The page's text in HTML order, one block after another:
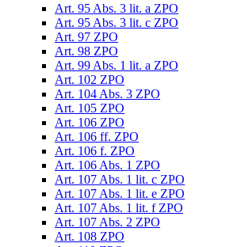
Art. 95 Abs. 3 lit. a ZPO
Art. 95 Abs. 3 lit. c ZPO
Art. 97 ZPO
Art. 98 ZPO
Art. 99 Abs. 1 lit. a ZPO
Art. 102 ZPO
Art. 104 Abs. 3 ZPO
Art. 105 ZPO
Art. 106 ZPO
Art. 106 ff. ZPO
Art. 106 f. ZPO
Art. 106 Abs. 1 ZPO
Art. 107 Abs. 1 lit. c ZPO
Art. 107 Abs. 1 lit. e ZPO
Art. 107 Abs. 1 lit. f ZPO
Art. 107 Abs. 2 ZPO
Art. 108 ZPO